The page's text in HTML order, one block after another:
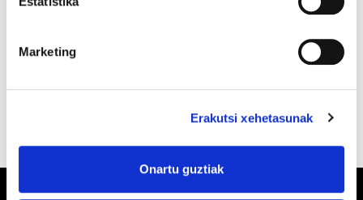
Marketing
Erakutsi xehetasunak
Onartu guztiak